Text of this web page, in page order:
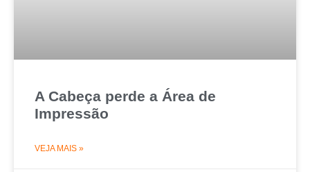
A Cabeça perde a Área de
Impressão
VEJA MAIS »